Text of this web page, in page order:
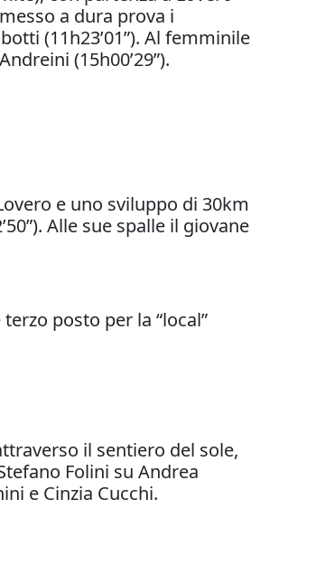
a dura prova i
(11h23’01”). Al femminile
(15h00’29”).
e uno sviluppo di 30km
Alle sue spalle il giovane
posto per la “local”
il sentiero del sole,
Folini su Andrea
e Cinzia Cucchi.